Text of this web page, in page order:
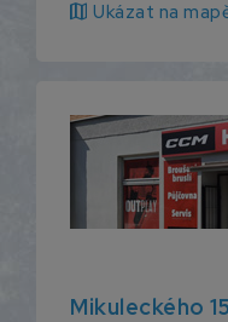
map Ukázat na
Mikuleckého